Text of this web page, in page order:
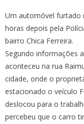
Um automóvel furtado
horas depois pela
bairro Chica Ferreira.
Segundo informações
aconteceu na rua
cidade, onde o
estacionado o veículo
deslocou para o
percebeu que o carro